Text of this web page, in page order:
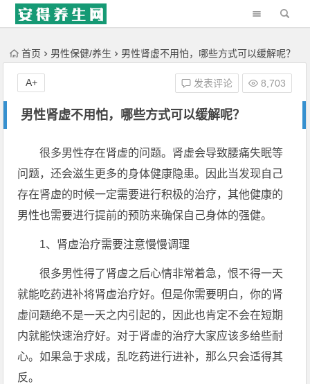
'); })();
首页 男性保健/养生 男性肾虚不用怕，哪些方式可以缓解呢？
男性肾虚不用怕，哪些方式可以缓解呢？
发表评论 8,703
A+
很多男性存在肾虚的问题。肾虚会导致腰痛失眠等
问题，还会滋生更多的身体健康隐患。因此当发现自己
存在肾虚的时候一定需要进行积极的治疗，其他健康的
男性也需要进行提前的预防来确保自己身体的强健。
1、肾虚治疗需要注意慢慢调理
很多男性得了肾虚之后心情非常着急，恨不得一天
就能吃药进补将肾虚治疗好。但是你需要明白，你的肾
虚问题绝不是一天之内引起的，因此也肯定不会在短期
内就能快速治疗好。对于肾虚的治疗大家应该多给些耐
心。如果急于求成，乱吃药进行进补，那么只会适得其
反。